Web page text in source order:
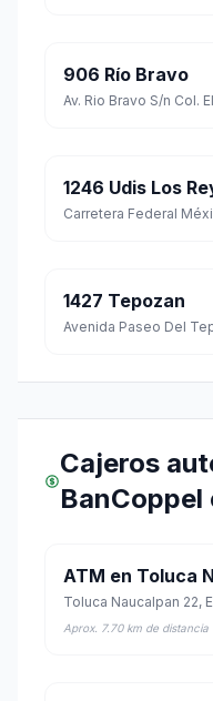
906 Río Bravo
1246 Udis Los
1427 Tepozan
Cajeros
BanCoppel
ATM en Toluca
Toluca Naucalpan 22,
Aprox. 7.70 km de distancia